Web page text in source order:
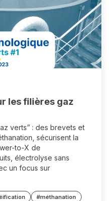
les filières gaz
verts” : des brevets et
sécurisent la
to-X de
électrolyse sans
un focus sur
#méthanation